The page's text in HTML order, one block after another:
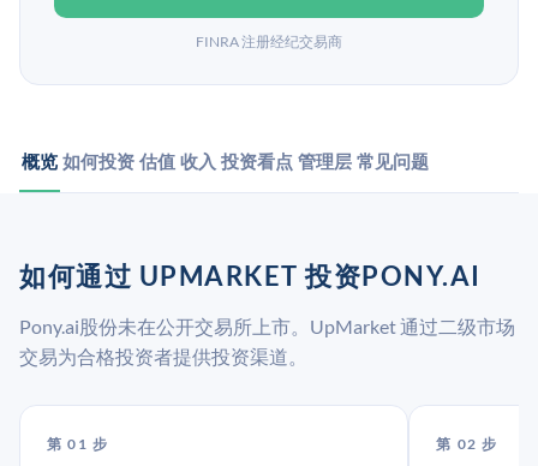
FINRA 注册经纪交易商
概览 如何投资 估值 收入 投资看点 管理层 常见问题
如何通过 UPMARKET 投资PONY.AI
Pony.ai股份未在公开交易所上市。UpMarket 通过二级市场
交易为合格投资者提供投资渠道。
第 01 步 第 02 步